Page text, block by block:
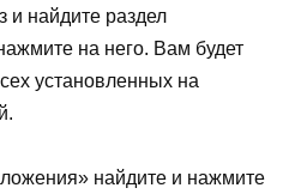
и найдите раздел
на него. Вам будет
установленных на
найдите и нажмите